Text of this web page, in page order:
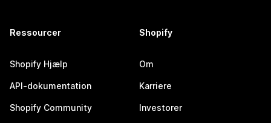
Ressourcer
Shopify Hjælp
API-dokumentation
Shopify Community
Shopify
Om
Karriere
Investorer